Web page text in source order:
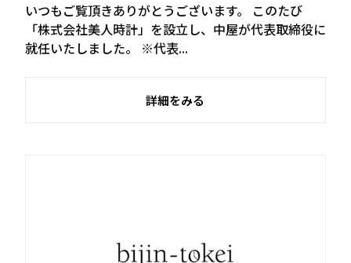
いつもご覧頂きありがとうございます。 このたび
「株式会社美人時計」を設立し、中屋が代表取締役に
就任いたしました。 ※代表...
詳細をみる